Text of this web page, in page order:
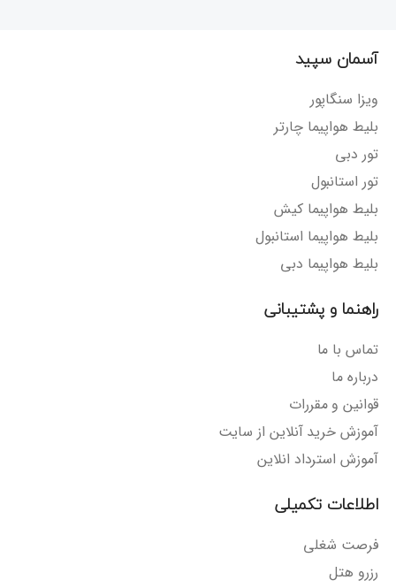
آسمان سپید
ویزا سنگاپور
بلیط هواپیما چارتر
تور دبی
تور استانبول
بلیط هواپیما کیش
بلیط هواپیما استانبول
بلیط هواپیما دبی
راهنما و پشتیبانی
تماس با ما
درباره ما
قوانین و مقررات
آموزش خرید آنلاین از سایت
آموزش استرداد انلاین
اطلاعات تکمیلی
فرصت شغلی
رزرو هتل